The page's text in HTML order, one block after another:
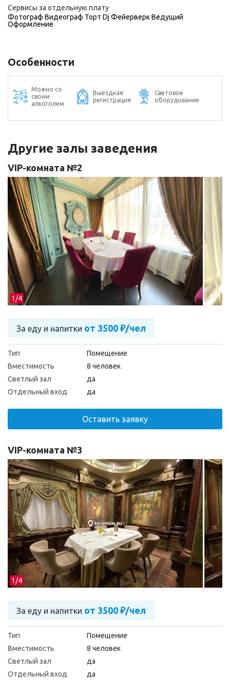
Сервисы за отдельную плату
Фотограф Видеограф Торт DjФейерверкВедущий
Оформление
Особенности
Можно со
своим
алкоголем
Выездная
регистрация
Световое
оборудование
Другие залы заведения
1/4
VIP-комната №2
За еду и напитки от 3500 ₽/чел
Тип
Помещение
Вместимость
8 человек
Светлый зал
да
Отдельный вход
да
Оставить заявку
1/4
VIP-комната №3
За еду и напитки от 3500 ₽/чел
Тип
Помещение
Вместимость
8 человек
Светлый зал
да
Отдельный вход
да